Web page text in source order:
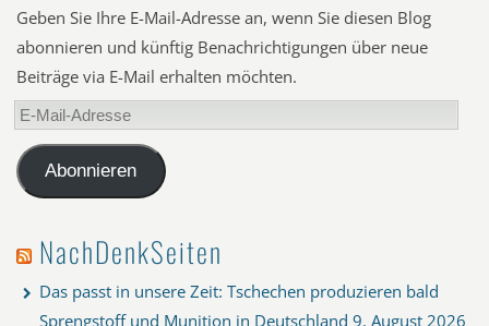
Geben Sie Ihre E-Mail-Adresse an, wenn Sie diesen Blog
abonnieren und künftig Benachrichtigungen über neue
Beiträge via E-Mail erhalten möchten.
E-
Mail-
AdresseAbonnieren
NachDenkSeiten
Das passt in unsere Zeit: Tschechen produzieren bald
Sprengstoff und Munition in Deutschland 9. August 2026